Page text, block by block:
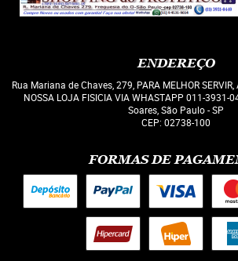
ENDEREÇO
Rua Mariana de Chaves, 279, PARA MELHOR
NOSSA LOJA FISICIA VIA WHASTAPP 011-3931-
Soares, São Paulo-SP
CEP: 02738-100
FORMAS DE